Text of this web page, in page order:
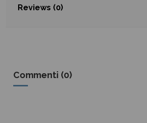
Reviews (0)
Commenti (0)